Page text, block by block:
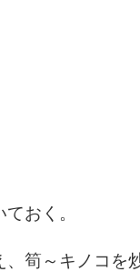
おく。
筍～キノコを